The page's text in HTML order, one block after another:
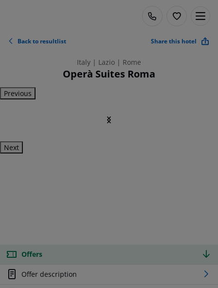
Back to resultlist Share this hotel
Italy | Lazio | Rome
Operà Suites Roma
Previous
Next
Offers
Offer description